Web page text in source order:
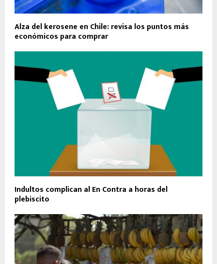
Alza del kerosene en Chile: revisa los puntos más
económicos para comprar
Indultos complican al En Contra a horas del
plebiscito